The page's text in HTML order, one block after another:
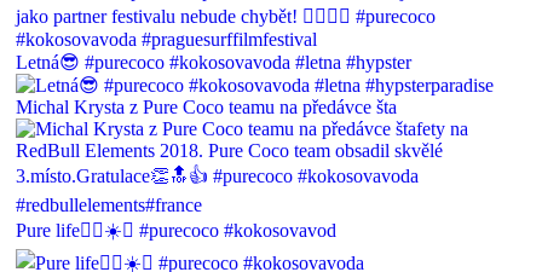
Letná😎 #purecoco #kokosovavoda #letna #hypster
Michal Krysta z Pure Coco teamu na předávce šta
Pure life🏄🏽☀️🌊 #purecoco #kokosovavod